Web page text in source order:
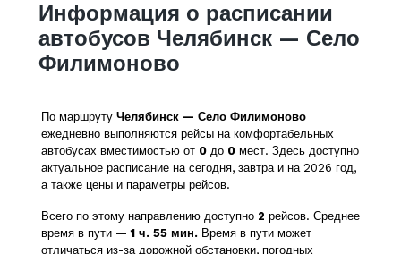
Информация о расписании
автобусов Челябинск — Село
Филимоново
По маршруту Челябинск — Село Филимоново
ежедневно выполняются рейсы на комфортабельных
автобусах вместимостью от 0 до 0 мест. Здесь доступно
актуальное расписание на сегодня, завтра и на 2026 год,
а также цены и параметры рейсов.
Всего по этому направлению доступно 2 рейсов. Среднее
время в пути —1 ч. 55 мин. Время в пути может
отличаться из-за дорожной обстановки, погодных